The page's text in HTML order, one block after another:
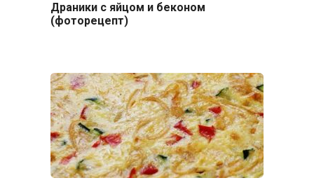
Драники с яйцом и беконом
(фоторецепт)